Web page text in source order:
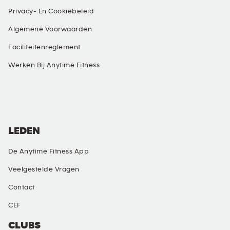
Privacy- En Cookiebeleid
Algemene Voorwaarden
Faciliteitenreglement
Werken Bij Anytime Fitness
CLUBS
LEDEN
De Anytime Fitness App
Veelgestelde Vragen
Contact
CEF